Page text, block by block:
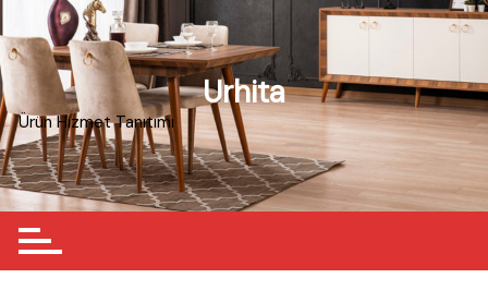
to
content
Urhita
Ürün Hizmet Tanıtımı